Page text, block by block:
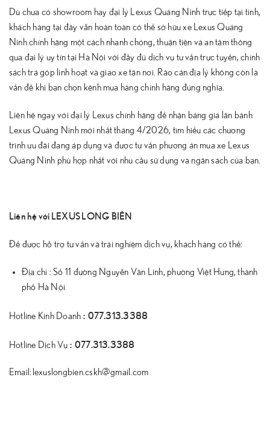
Dù chưa có showroom hay đại lý Lexus Quảng Ninh trực tiếp tại tỉnh,
khách hàng tại đây vẫn hoàn toàn có thể sở hữu xe Lexus Quảng
Ninh chính hãng một cách nhanh chóng, thuận tiện và an tâm thông
qua đại lý uy tín tại Hà Nội với đầy đủ dịch vụ tư vấn trực tuyến, chính
sách trả góp linh hoạt và giao xe tận nơi. Rào cản địa lý không còn là
vấn đề khi bạn chọn kênh mua hàng chính hãng đúng nghĩa.
Liên hệ ngay với đại lý Lexus chính hãng để nhận bảng giá lăn bánh
Lexus Quảng Ninh mới nhất tháng 4/2026, tìm hiểu các chương
trình ưu đãi đang áp dụng và được tư vấn phương án mua xe Lexus
Quảng Ninh phù hợp nhất với nhu cầu sử dụng và ngân sách của bạn.
Liên hệ với LEXUS LONG BIÊN
Để được hỗ trợ tư vấn và trải nghiệm dịch vụ, khách hàng có thể:
Địa chỉ : Số 11 đường Nguyễn Văn Linh, phường Việt Hưng, thành
phố Hà Nội
Hotline Kinh Doanh : 077.313.3388
Hotline Dịch Vụ : 077.313.3388
Email: lexuslongbien.cskh@gmail.com